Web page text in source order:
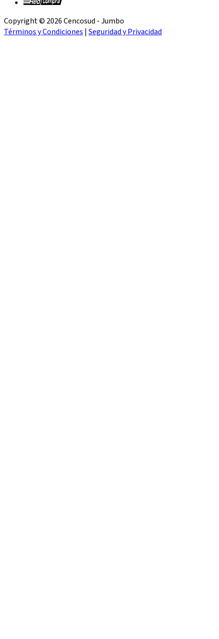
Copyright © 2026 Cencosud - Jumbo
Términos y Condiciones |Seguridad y Privacidad